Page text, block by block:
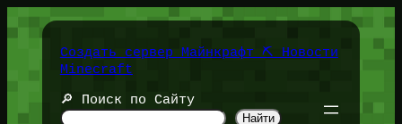
Перейти
к
содержимомуСоздать сервер Майнкрафт ⛏️ Новости
Minecraft
🔎 Поиск по Сайту
Найти